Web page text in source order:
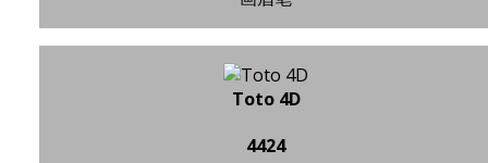
Toto 4D
4424